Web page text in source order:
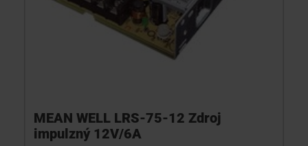
MEAN WELL LRS-75-12 Zdroj
impulzný 12V/6A